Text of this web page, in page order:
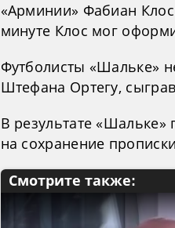
«Арминии» Фабиан
минуте Клос мог
Футболисты «Шальке»
Штефана Ортегу,
В результате
на сохранение
Смотрите также: